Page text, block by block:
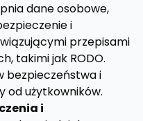
dane osobowe,
i
przepisami
takimi jak RODO.
bezpieczeństwa i
od użytkowników.
i